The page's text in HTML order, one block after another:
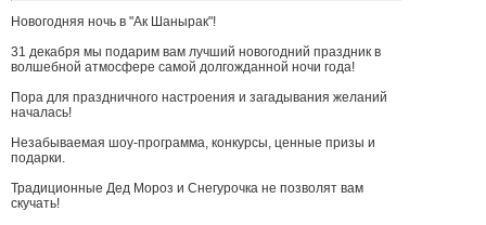
Новогодняя ночь в "Ак Шанырак"!
31 декабря мы подарим вам лучший новогодний праздник в
волшебной атмосфере самой долгожданной ночи года!
Пора для праздничного настроения и загадывания желаний
началась!
Незабываемая шоу-программа, конкурсы, ценные призы и
подарки.
Традиционные Дед Мороз и Снегурочка не позволят вам
скучать!